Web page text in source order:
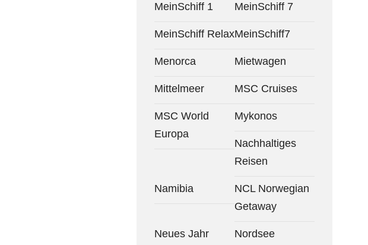
MeinSchiff 1 MeinSchiff 7
MeinSchiff RelaxMeinSchiff7
Menorca Mietwagen
Mittelmeer MSC Cruises
MSC World
Europa
Mykonos
Nachhaltiges
Reisen
Namibia
NCL Norwegian
Getaway
Neues Jahr Nordsee